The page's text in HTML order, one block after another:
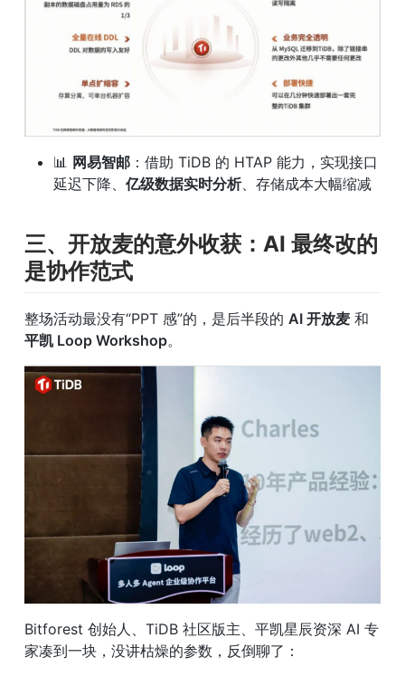
📊 网易智邮 ：借助 TiDB 的 HTAP 能力，实现接口
延迟下降、 亿级数据实时分析、存储成本大幅缩减
三、开放麦的意外收获：AI 最终改的
是协作范式
整场活动最没有“PPT 感”的，是后半段的 AI 开放麦
平凯 Loop Workshop。
Bitforest 创始人、TiDB 社区版主、平凯星辰资深 AI 专
家凑到一块，没讲枯燥的参数，反倒聊了：